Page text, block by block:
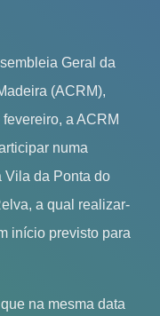
Geral da
(ACRM),
a ACRM
numa
Vila da Ponta do
a qual realizar-
início previsto para
na mesma data